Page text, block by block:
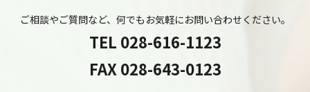
ご相談やご質問など、何でもお気軽にお問い合わせください。
TEL 028-616-1123
FAX 028-643-0123